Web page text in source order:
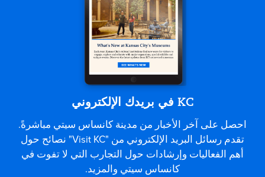
KC في بريدك الإلكتروني
احصل على آخر الأخبار من مدينة كانساس سيتي مباشرةً.
تقدم رسائل البريد الإلكتروني من "Visit KC" نصائح حول
أهم الفعاليات وإرشادات حول التجارب التي لا تفوت في
كانساس سيتي والمزيد.